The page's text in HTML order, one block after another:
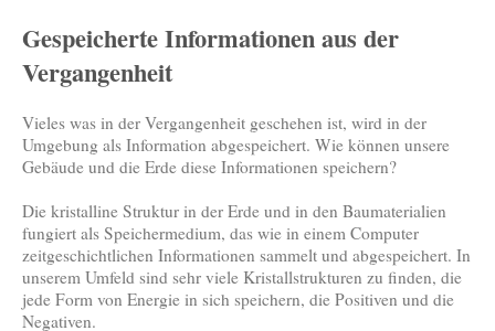
Gespeicherte Informationen aus der
Vergangenheit
Vieles was in der Vergangenheit geschehen ist, wird in der
Umgebung als Information abgespeichert. Wie können unsere
Gebäude und die Erde diese Informationen speichern?
Die kristalline Struktur in der Erde und in den Baumaterialien
fungiert als Speichermedium, das wie in einem Computer
zeitgeschichtlichen Informationen sammelt und abgespeichert. In
unserem Umfeld sind sehr viele Kristallstrukturen zu finden, die
jede Form von Energie in sich speichern, die Positiven und die
Negativen.